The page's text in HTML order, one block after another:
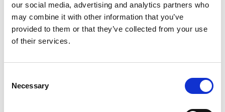
our social media, advertising and analytics partners who
may combine it with other information that you’ve
provided to them or that they’ve collected from your use
of their services.
Selection
Necessary
Informations sur le produit Produits similaires
Multifonction Aluminium 3,0 m –